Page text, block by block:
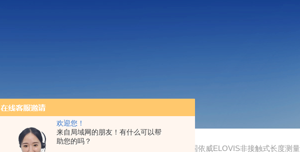
欢迎您！
来自局域网的朋友！有什么可以帮
助您的吗？
产品中心/ / 依威ELOVIS德国依威ELOVIS非接触式长度测量